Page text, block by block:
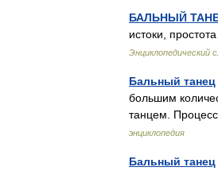
БАЛЬНЫЙ
истоки,
Энциклопедический
Бальный танец
большим
танцем.
энциклопедия
Бальный танец